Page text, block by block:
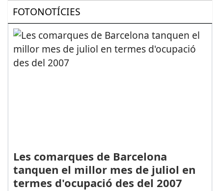
FOTONOTÍCIES
Les comarques de Barcelona
tanquen el millor mes de juliol en
termes d'ocupació des del 2007